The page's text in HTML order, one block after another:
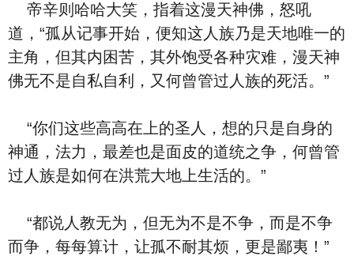
帝辛则哈哈大笑，指着这漫天神佛，怒吼
道，“孤从记事开始，便知这人族乃是天地唯一的
主角，但其内困苦，其外饱受各种灾难，漫天神
佛无不是自私自利，又何曾管过人族的死活。”
“你们这些高高在上的圣人，想的只是自身的
神通，法力，最差也是面皮的道统之争，何曾管
过人族是如何在洪荒大地上生活的。”
“都说人教无为，但无为不是不争，而是不争
而争，每每算计，让孤不耐其烦，更是鄙夷！”